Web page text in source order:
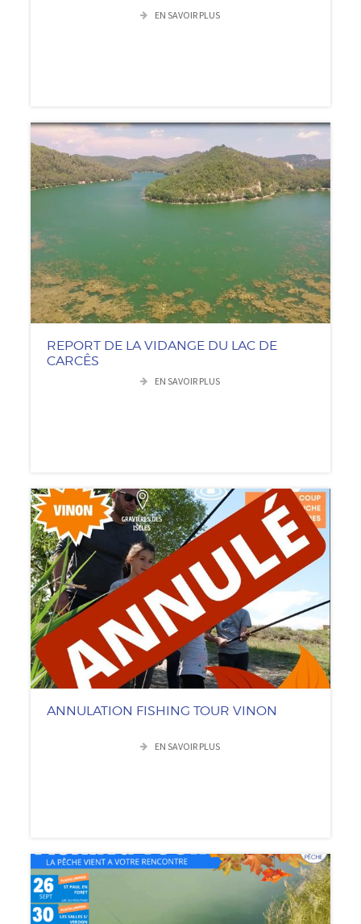
EN SAVOIR PLUS
REPORT DE LA VIDANGE DU LAC DE
CARCÊS
EN SAVOIR PLUS
ANNULATION FISHING TOUR VINON
EN SAVOIR PLUS